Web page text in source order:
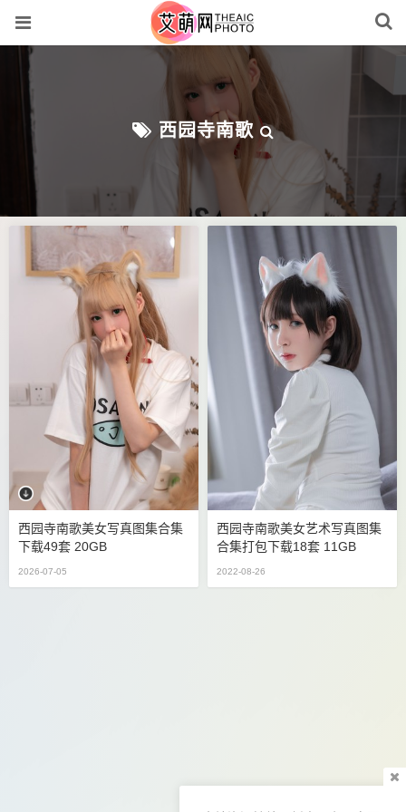
西园寺南歌
西园寺南歌美女写真图集合集
下载49套 20GB
2026-07-05
西园寺南歌美女艺术写真图集
合集打包下载18套 11GB
2022-08-26